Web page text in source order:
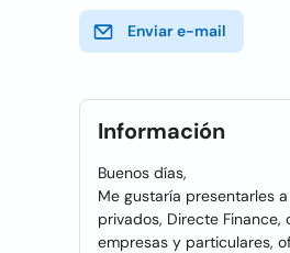
Enviar e-mail
Información
Buenos días,
Me gustaría presentarles
privados, Directe
empresas y particulares,